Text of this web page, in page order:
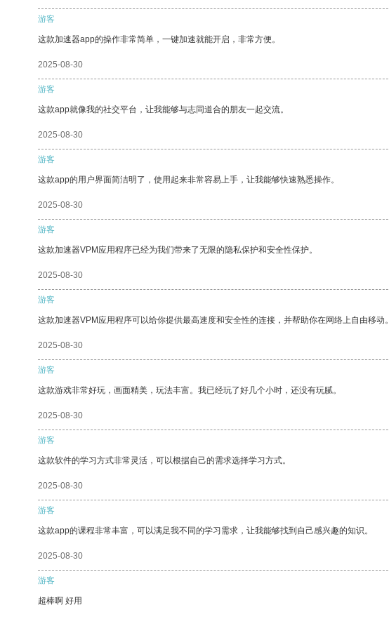
游客
这款加速器app的操作非常简单，一键加速就能开启，非常方便。
2025-08-30
游客
这款app就像我的社交平台，让我能够与志同道合的朋友一起交流。
2025-08-30
游客
这款app的用户界面简洁明了，使用起来非常容易上手，让我能够快速熟悉操作。
2025-08-30
游客
这款加速器VPM应用程序已经为我们带来了无限的隐私保护和安全性保护。
2025-08-30
游客
这款加速器VPM应用程序可以给你提供最高速度和安全性的连接，并帮助你在网络上自由移动。
2025-08-30
游客
这款游戏非常好玩，画面精美，玩法丰富。我已经玩了好几个小时，还没有玩腻。
2025-08-30
游客
这款软件的学习方式非常灵活，可以根据自己的需求选择学习方式。
2025-08-30
游客
这款app的课程非常丰富，可以满足我不同的学习需求，让我能够找到自己感兴趣的知识。
2025-08-30
游客
超棒啊 好用